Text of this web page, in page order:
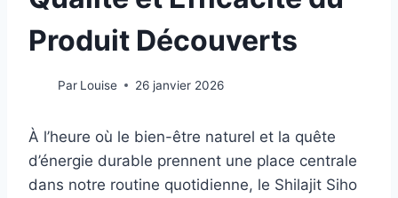
Produit Découverts
Par Louise 26 janvier 2026
À l’heure où le bien-être naturel et la quête
d’énergie durable prennent une place centrale
dans notre routine quotidienne, le Shilajit Siho